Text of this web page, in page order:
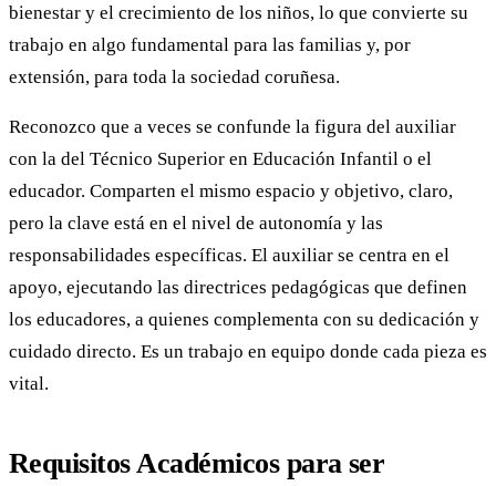
bienestar y el crecimiento de los niños, lo que convierte su
trabajo en algo fundamental para las familias y, por
extensión, para toda la sociedad coruñesa.
Reconozco que a veces se confunde la figura del auxiliar
con la del Técnico Superior en Educación Infantil o el
educador. Comparten el mismo espacio y objetivo, claro,
pero la clave está en el nivel de autonomía y las
responsabilidades específicas. El auxiliar se centra en el
apoyo, ejecutando las directrices pedagógicas que definen
los educadores, a quienes complementa con su dedicación y
cuidado directo. Es un trabajo en equipo donde cada pieza es
vital.
Requisitos Académicos para ser